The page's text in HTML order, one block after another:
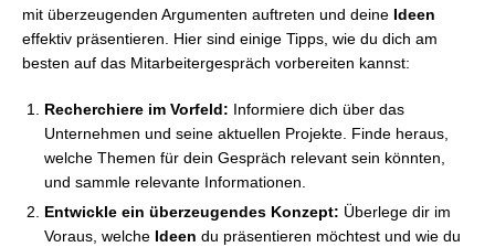
mit überzeugenden Argumenten auftreten und deine Ideen
effektiv präsentieren. Hier sind einige Tipps, wie du dich am
besten auf das Mitarbeitergespräch vorbereiten kannst:
Recherchiere im Vorfeld: Informiere dich über das
Unternehmen und seine aktuellen Projekte. Finde heraus,
welche Themen für dein Gespräch relevant sein könnten,
und sammle relevante Informationen.
Entwickle ein überzeugendes Konzept: Überlege dir im
Voraus, welche Ideen du präsentieren möchtest und wie du